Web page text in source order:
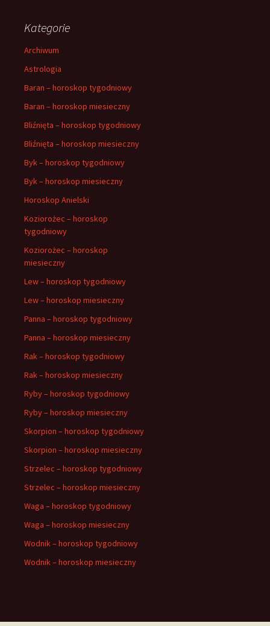
Kategorie
Archiwum
Astrologia
Baran – horoskop tygodniowy
Baran – horoskop miesieczny
Bliźnięta – horoskop tygodniowy
Bliźnięta – horoskop miesieczny
Byk – horoskop tygodniowy
Byk – horoskop miesieczny
Horoskop Anielski
Koziorożec – horoskop
tygodniowy
Koziorożec – horoskop
miesieczny
Lew – horoskop tygodniowy
Lew – horoskop miesieczny
Panna – horoskop tygodniowy
Panna – horoskop miesieczny
Rak – horoskop tygodniowy
Rak – horoskop miesieczny
Ryby – horoskop tygodniowy
Ryby – horoskop miesieczny
Skorpion – horoskop tygodniowy
Skorpion – horoskop miesieczny
Strzelec – horoskop tygodniowy
Strzelec – horoskop miesieczny
Waga – horoskop tygodniowy
Waga – horoskop miesieczny
Wodnik – horoskop tygodniowy
Wodnik – horoskop miesieczny